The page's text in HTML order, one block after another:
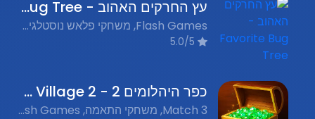
עץ החרקים האהוב - Favorite Bug Tree
Flash Games, משחקי פלאש נוסטלגים, Puzzle, חידות
כפר היהלומים 2 - Diamond Village 2
Match 3, משחקי התאמה, Flash Games, משחקי פלאש נוסטלגים, Puzzle, חידות